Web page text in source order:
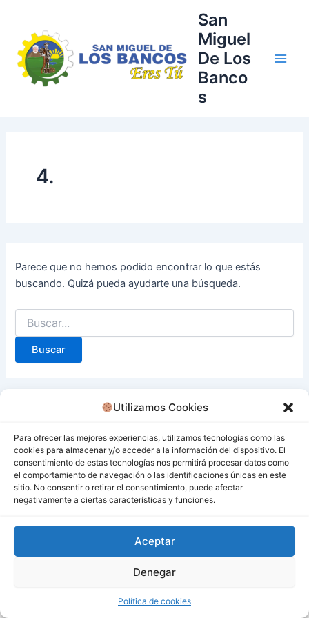
Utilizamos Cookies
Para ofrecer las mejores experiencias, utilizamos tecnologías como las
cookies para almacenar y/o acceder a la información del dispositivo. El
consentimiento de estas tecnologías nos permitirá procesar datos como
el comportamiento de navegación o las identificaciones únicas en este
sitio. No consentir o retirar el consentimiento, puede afectar
negativamente a ciertas características y funciones.
Aceptar
Denegar
Política de cookies
contenido
San
Miguel
De Los
Banco
s
4.
Parece que no hemos podido encontrar lo que estás
buscando. Quizá pueda ayudarte una búsqueda.
Todos los derechos © 2026 San Miguel De Los Bancos |